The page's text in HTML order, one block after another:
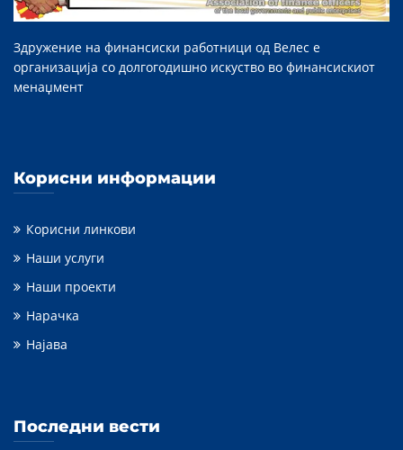
Здружение на финансиски работници од Велес е
организација со долгогодишно искуство во финансискиот
менаџмент
Корисни информации
Корисни линкови
Наши услуги
Наши проекти
Нарачка
Најава
Последни вести